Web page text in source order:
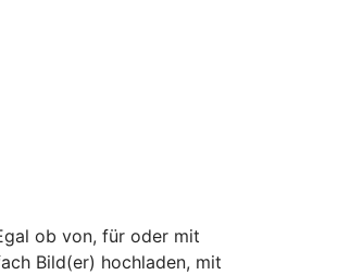
ob von, für oder mit
Bild(er) hochladen, mit